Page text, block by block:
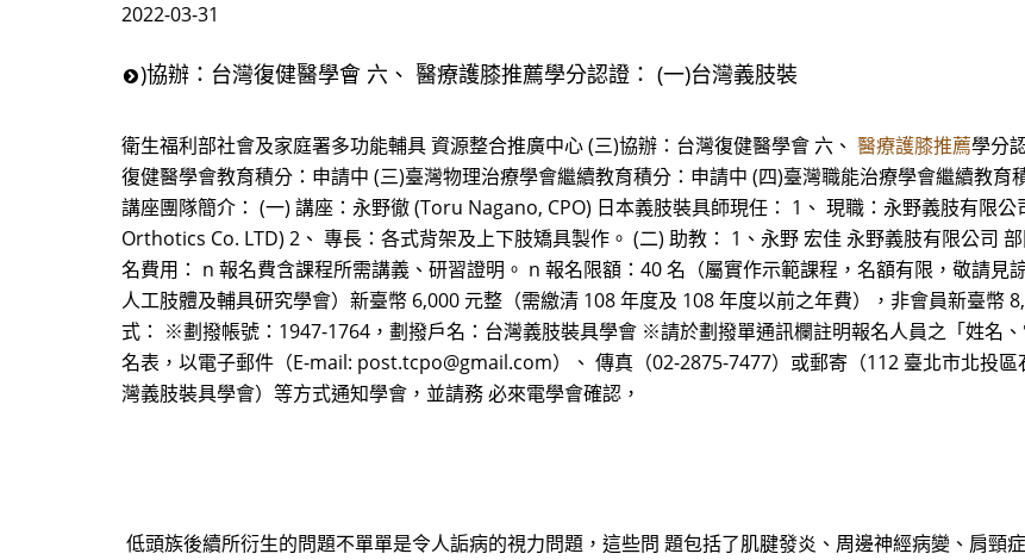
2022-03-31
)協辦：台灣復健醫學會 六、 醫療護膝推薦學分認證： (一)台灣義肢裝
衛生福利部社會及家庭署多功能輔具 資源整合推廣中心 (三)協辦：台灣復健醫學會 六、 醫療護膝推薦學分
復健醫學會教育積分：申請中 (三)臺灣物理治療學會繼續教育積分：申請中 (四)臺灣職能治療學會繼續教育
講座團隊簡介： (一) 講座：永野徹 (Toru Nagano, CPO) 日本義肢裝具師現任： 1、 現職：永野義肢有
Orthotics Co. LTD) 2、 專長：各式背架及上下肢矯具製作。 (二) 助教： 1、永野 宏佳 永野義肢有限公司
名費用： n 報名費含課程所需講義、研習證明。 n 報名限額：40 名（屬實作示範課程，名額有限，敬請見
人工肢體及輔具研究學會）新臺幣 6,000 元整（需繳清 108 年度及 108 年度以前之年費），非會員新臺幣
式： ※劃撥帳號：1947-1764，劃撥戶名：台灣義肢裝具學會 ※請於劃撥單通訊欄註明報名人員之「姓名
名表，以電子郵件（E-mail: post.tcpo@gmail.com）、 傳真（02-2875-7477）或郵寄（112 臺北市北投
灣義肢裝具學會）等方式通知學會，並請務 必來電學會確認，
低頭族後續所衍生的問題不單單是令人詬病的視力問題，這些問 題包括了肌腱發炎、周邊神經病變、肩頸